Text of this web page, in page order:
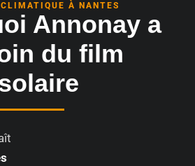
À NANTES
Annonay a
du film